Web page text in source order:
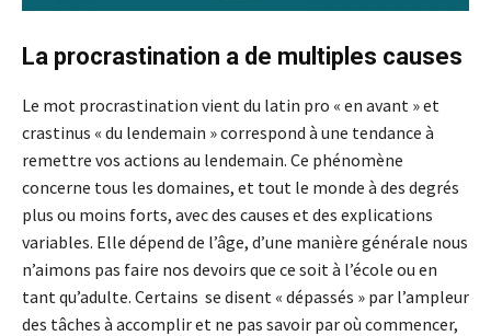
La procrastination a de multiples causes
Le mot procrastination vient du latin pro « en avant » et
crastinus « du lendemain » correspond à une tendance à
remettre vos actions au lendemain. Ce phénomène
concerne tous les domaines, et tout le monde à des degrés
plus ou moins forts, avec des causes et des explications
variables. Elle dépend de l’âge, d’une manière générale nous
n’aimons pas faire nos devoirs que ce soit à l’école ou en
tant qu’adulte. Certains se disent « dépassés » par l’ampleur
des tâches à accomplir et ne pas savoir par où commencer,